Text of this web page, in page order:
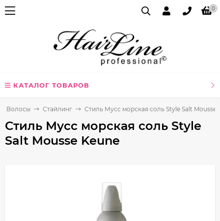
0
КАТАЛОГ ТОВАРОВ
Волосы Стайлинг Стиль Мусс морская соль Style Salt Mousse
Стиль Мусс морская соль Style
Salt Mousse Keune